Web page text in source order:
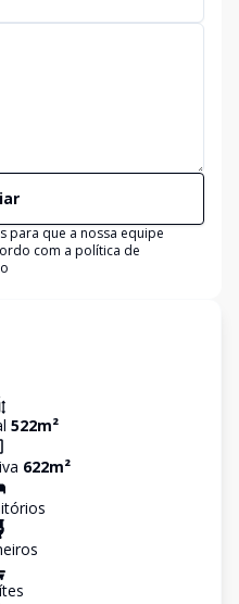
para que a nossa equipe
com a política de
522m²
622m²
s
s
s